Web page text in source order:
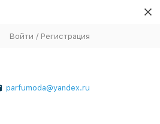
Войти / Регистрация
parfumoda@yandex.ru